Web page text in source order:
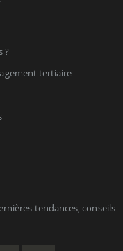
?
tertiaire
tendances, conseils